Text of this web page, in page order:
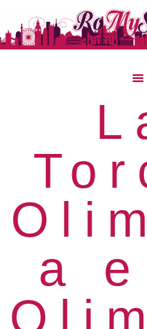
a
Storie Di Viaggio
Cibo Dal Mondo
Viaggia Con Noi
Contatti